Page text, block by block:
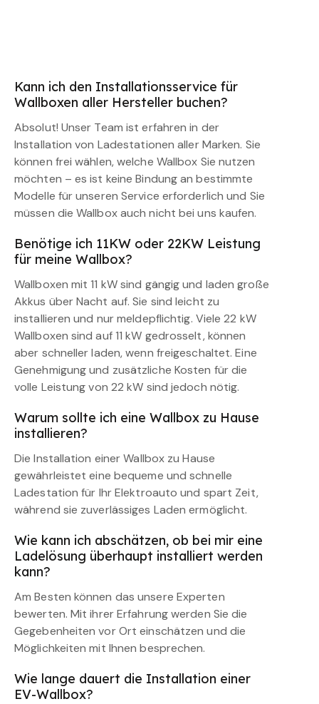
Kann ich den Installationsservice für
Wallboxen aller Hersteller buchen?
Absolut! Unser Team ist erfahren in der
Installation von Ladestationen aller Marken. Sie
können frei wählen, welche Wallbox Sie nutzen
möchten – es ist keine Bindung an bestimmte
Modelle für unseren Service erforderlich und Sie
müssen die Wallbox auch nicht bei uns kaufen.
Benötige ich 11KW oder 22KW Leistung
für meine Wallbox?
Wallboxen mit 11 kW sind gängig und laden große
Akkus über Nacht auf. Sie sind leicht zu
installieren und nur meldepflichtig. Viele 22 kW
Wallboxen sind auf 11 kW gedrosselt, können
aber schneller laden, wenn freigeschaltet. Eine
Genehmigung und zusätzliche Kosten für die
volle Leistung von 22 kW sind jedoch nötig.
Warum sollte ich eine Wallbox zu Hause
installieren?
Die Installation einer Wallbox zu Hause
gewährleistet eine bequeme und schnelle
Ladestation für Ihr Elektroauto und spart Zeit,
während sie zuverlässiges Laden ermöglicht.
Wie kann ich abschätzen, ob bei mir eine
Ladelösung überhaupt installiert werden
kann?
Am Besten können das unsere Experten
bewerten. Mit ihrer Erfahrung werden Sie die
Gegebenheiten vor Ort einschätzen und die
Möglichkeiten mit Ihnen besprechen.
Wie lange dauert die Installation einer
EV-Wallbox?